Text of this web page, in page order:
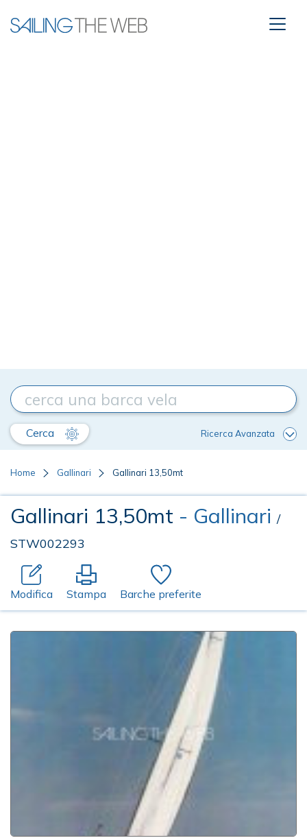
Cerca Ricerca Avanzata
Home Gallinari Gallinari 13,50mt
Gallinari 13,50mt - Gallinari /
STW002293
Modifica Stampa Barche preferite